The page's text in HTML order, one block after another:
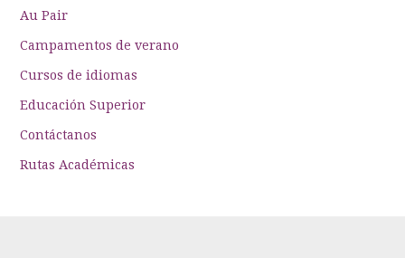
Au Pair
Campamentos de verano
Cursos de idiomas
Educación Superior
Contáctanos
Rutas Académicas